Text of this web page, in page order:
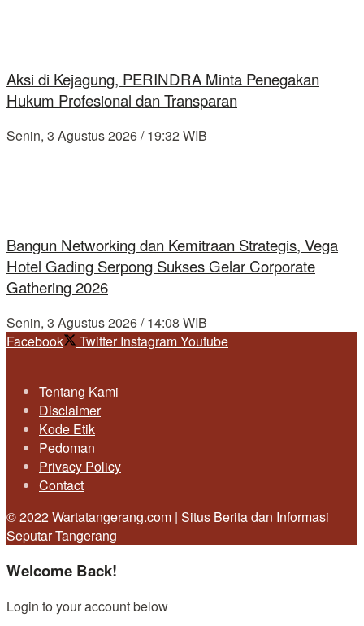
Aksi di Kejagung, PERINDRA Minta Penegakan
Hukum Profesional dan Transparan
Senin, 3 Agustus 2026 / 19:32 WIB
Bangun Networking dan Kemitraan Strategis, Vega
Hotel Gading Serpong Sukses Gelar Corporate
Gathering 2026
Senin, 3 Agustus 2026 / 14:08 WIB
Facebook
Twitter InstagramYoutube
Tentang Kami
Disclaimer
Kode Etik
Pedoman
Privacy Policy
Contact
© 2022 Wartatangerang.com | Situs Berita dan Informasi
Seputar Tangerang
Welcome Back!
Login to your account below